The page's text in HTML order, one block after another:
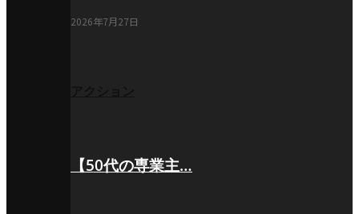
2026年7月27日
【50代の専業主…